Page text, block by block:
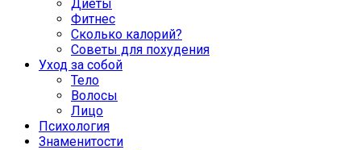
Диеты
Фитнес
Сколько калорий?
Советы для похудения
Уход за собой
Тело
Волосы
Лицо
Психология
Знаменитости